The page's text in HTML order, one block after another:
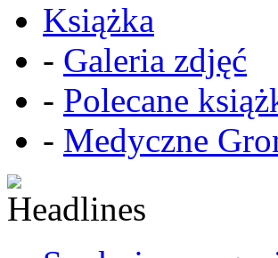
Książka
- Galeria zdjęć
- Polecane
- Medyczne